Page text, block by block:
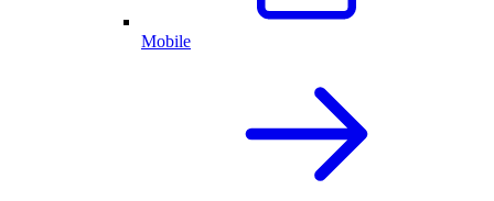
Mobile